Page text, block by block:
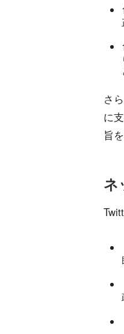
さ
に
旨
ネ